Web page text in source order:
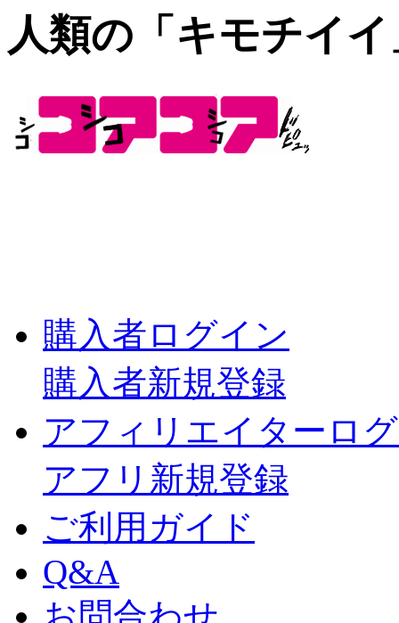
人類の「キモチイ
購入者ログイン
購入者新規登録
アフィリエイターロ
アフリ新規登録
ご利用ガイド
Q&A